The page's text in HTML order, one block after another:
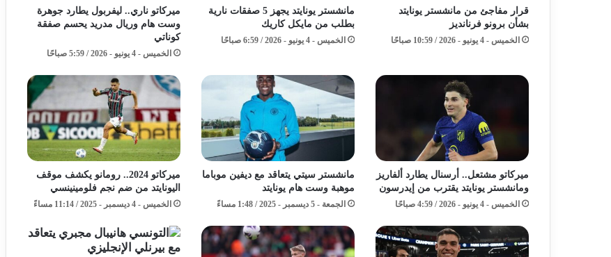
قرار مفاجئ من مانشستر يونايتد
بشأن برونو فرنانديز
الخميس - 4 يونيو - 2026 / 10:59 صباحًا
مانشستر يونايتد يجهز 5 صفقات نارية
بطلب من مايكل كاريك
الخميس - 4 يونيو - 2026 / 6:59 صباحًا
ميركاتو ناري.. ليفربول يطارد جوهرة
وست هام وريال مدريد يحسم صفقة
كوناتي
الخميس - 4 يونيو - 2026 / 5:59 صباحًا
ميركاتو مشتعل.. أرسنال يطارد ألفاريز
ومانشستر يونايتد يقترب من إيدرسون
الخميس - 4 يونيو - 2026 / 4:59 صباحًا
مانشستر سيتي يتعاقد مع ديفين موباما
موهبة وست هام يونايتد
الجمعة - 5 ديسمبر - 2025 / 1:48 مساءً
ميركاتو 2024.. رومانو يكشف موقف
اليونايتد من ضم نجم فلومينينسي
الخميس - 4 ديسمبر - 2025 / 11:14 مساءً